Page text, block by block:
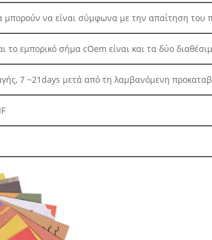
Αφήστε ένα
We bellen je snel
μπορούν να είναι σύμφωνα με την απαίτηση του
το εμπορικό σήμα cOem είναι και τα δύο
7 ~21days μετά από τη λαμβανόμενη